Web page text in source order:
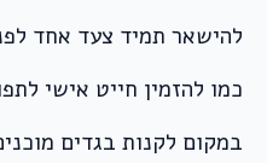
להישאר תמיד צעד אחד
כמו להזמין חייט אישי
במקום לקנות בגדים